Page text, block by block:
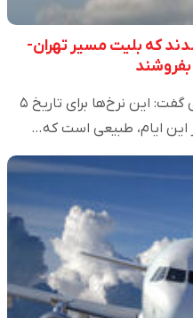
که بلیت مسیر تهران-
رئیس انجمن شرکت‌‌های هواپیمایی گفت: این نرخ‌ها برای تاریخ ۵